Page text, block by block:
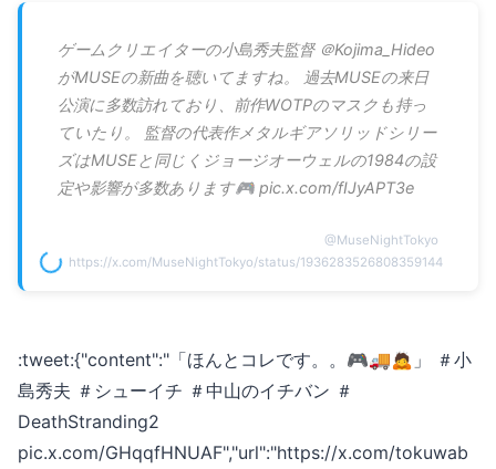
ゲームクリエイターの小島秀夫監督 ＠Kojima_Hideo
がMUSEの新曲を聴いてますね。 過去MUSEの来日
公演に多数訪れており、前作WOTPのマスクも持っ
ていたり。 監督の代表作メタルギアソリッドシリー
ズはMUSEと同じくジョージオーウェルの1984の設
定や影響が多数あります🎮 pic.x.com/fIJyAPT3e
@MuseNightTokyo
https://x.com/MuseNightTokyo/status/1936283526808359144
:tweet:{"content":"「ほんとコレです。。🎮🚚🙇」 ＃小
島秀夫 ＃シューイチ ＃中山のイチバン ＃
DeathStranding2
pic.x.com/GHqqfHNUAF","url":"https://x.com/tokuwab